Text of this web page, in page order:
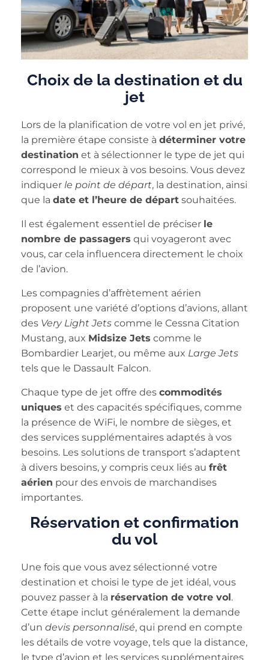
Choix de la destination et du
jet
Lors de la planification de votre vol en jet privé,
la première étape consiste à déterminer votre
destination et à sélectionner le type de jet qui
correspond le mieux à vos besoins. Vous devez
indiquer le point de départ, la destination, ainsi
que la date et l’heure de départ souhaitées.
Il est également essentiel de préciser le
nombre de passagers qui voyageront avec
vous, car cela influencera directement le choix
de l’avion.
Les compagnies d’affrètement aérien
proposent une variété d’options d’avions, allant
des Very Light Jets comme le Cessna Citation
Mustang, aux Midsize Jets comme le
Bombardier Learjet, ou même aux Large Jets
tels que le Dassault Falcon.
Chaque type de jet offre des commodités
uniques et des capacités spécifiques, comme
la présence de WiFi, le nombre de sièges, et
des services supplémentaires adaptés à vos
besoins. Les solutions de transport s’adaptent
à divers besoins, y compris ceux liés au frêt
aérien pour des envois de marchandises
importantes.
Réservation et confirmation
du vol
Une fois que vous avez sélectionné votre
destination et choisi le type de jet idéal, vous
pouvez passer à la réservation de votre vol .
Cette étape inclut généralement la demande
d’un devis personnalisé, qui prend en compte
les détails de votre voyage, tels que la distance,
le type d’avion et les services supplémentaires